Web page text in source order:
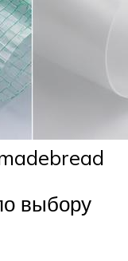
выбору